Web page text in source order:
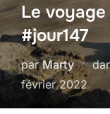
Le
#jour147
parMarty
février 2022